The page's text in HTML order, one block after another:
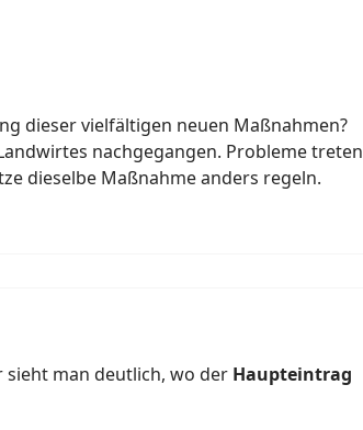
dieser vielfältigen neuen Maßnahmen?
nachgegangen. Probleme treten
dieselbe Maßnahme anders regeln.
sieht man deutlich, wo der Haupteintrag